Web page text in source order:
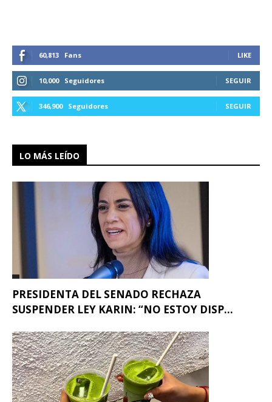
60,813 Fans LIKE
10,000 Seguidores SEGUIR
346,900 Seguidores SEGUIR
LO MÁS LEÍDO
PRESIDENTA DEL SENADO RECHAZA
SUSPENDER LEY KARIN: “NO ESTOY DISP...